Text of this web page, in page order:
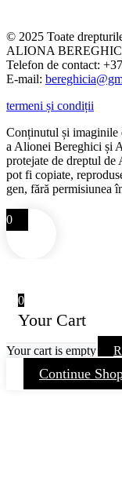
© 2025 Toate
ALIONA
Telefon de contact:
E-mail:
termeni și condiții
Conținutul și imaginile
a Alionei Bereghici și
protejate de dreptul
pot fi copiate,
gen, fără permisiunea
0
0
Your Cart
Your cart is empty
Continue